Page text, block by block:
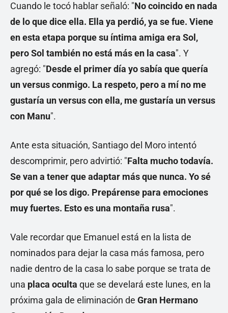
Cuando le tocó hablar señaló: "No coincido en nada
de lo que dice ella. Ella ya perdió, ya se fue. Viene
en esta etapa porque su íntima amiga era Sol,
pero Sol también no está más en la casa". Y
agregó: "Desde el primer día yo sabía que quería
un versus conmigo. La respeto, pero a mí no me
gustaría un versus con ella, me gustaría un versus
con Manu".
Ante esta situación, Santiago del Moro intentó
descomprimir, pero advirtió: "Falta mucho todavía.
Se van a tener que adaptar más que nunca. Yo sé
por qué se los digo. Prepárense para emociones
muy fuertes. Esto es una montaña rusa".
Vale recordar que Emanuel está en la lista de
nominados para dejar la casa más famosa, pero
nadie dentro de la casa lo sabe porque se trata de
una placa oculta que se develará este lunes, en la
próxima gala de eliminación de Gran Hermano